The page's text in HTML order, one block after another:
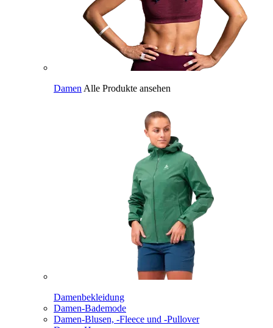
Damen Alle Produkte ansehen
Damenbekleidung
Damen-Bademode
Damen-Blusen, -Fleece und -Pullover